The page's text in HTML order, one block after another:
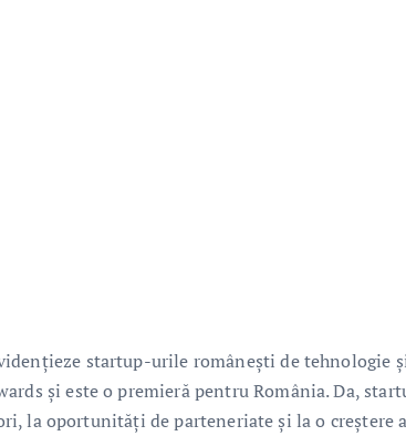
startup-urile românești de tehnologie
și este o premieră pentru România. Da,
la oportunități de parteneriate și la o creștere a